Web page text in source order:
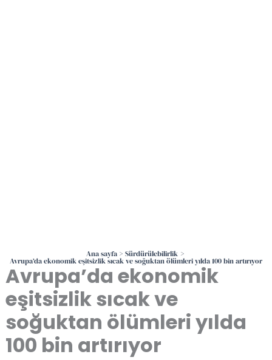
Ana sayfa Sürdürülebilirlik
Avrupa’da ekonomik eşitsizlik sıcak ve soğuktan ölümleri yılda 100 bin artırıyor
Avrupa’da ekonomik
eşitsizlik sıcak ve
soğuktan ölümleri yılda
100 bin artırıyor